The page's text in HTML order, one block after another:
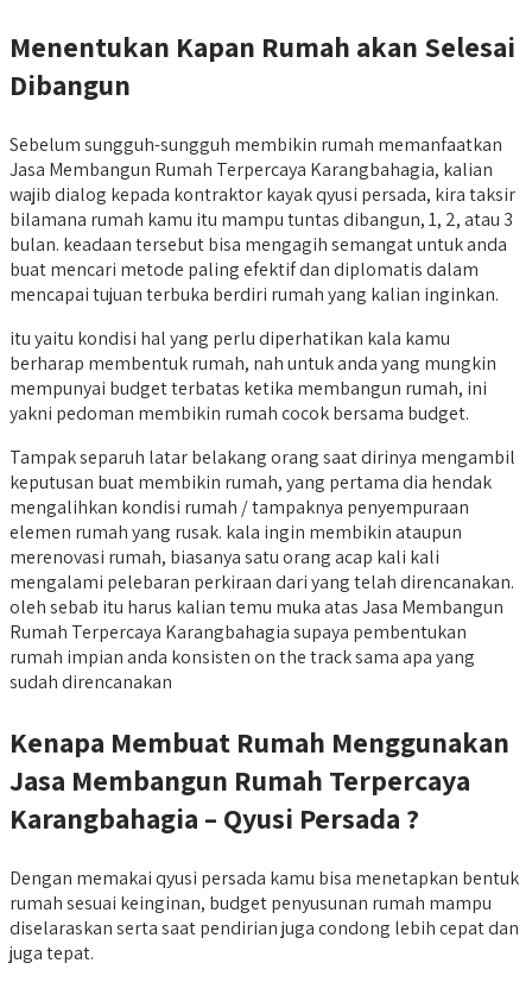
Menentukan Kapan Rumah akan Selesai
Dibangun
Sebelum sungguh-sungguh membikin rumah memanfaatkan
Jasa Membangun Rumah Terpercaya Karangbahagia, kalian
wajib dialog kepada kontraktor kayak qyusi persada, kira taksir
bilamana rumah kamu itu mampu tuntas dibangun, 1, 2, atau 3
bulan. keadaan tersebut bisa mengagih semangat untuk anda
buat mencari metode paling efektif dan diplomatis dalam
mencapai tujuan terbuka berdiri rumah yang kalian inginkan.
itu yaitu kondisi hal yang perlu diperhatikan kala kamu
berharap membentuk rumah, nah untuk anda yang mungkin
mempunyai budget terbatas ketika membangun rumah, ini
yakni pedoman membikin rumah cocok bersama budget.
Tampak separuh latar belakang orang saat dirinya mengambil
keputusan buat membikin rumah, yang pertama dia hendak
mengalihkan kondisi rumah / tampaknya penyempuraan
elemen rumah yang rusak. kala ingin membikin ataupun
merenovasi rumah, biasanya satu orang acap kali kali
mengalami pelebaran perkiraan dari yang telah direncanakan.
oleh sebab itu harus kalian temu muka atas Jasa Membangun
Rumah Terpercaya Karangbahagia supaya pembentukan
rumah impian anda konsisten on the track sama apa yang
sudah direncanakan
Kenapa Membuat Rumah Menggunakan
Jasa Membangun Rumah Terpercaya
Karangbahagia – Qyusi Persada ?
Dengan memakai qyusi persada kamu bisa menetapkan bentuk
rumah sesuai keinginan, budget penyusunan rumah mampu
diselaraskan serta saat pendirian juga condong lebih cepat dan
juga tepat.